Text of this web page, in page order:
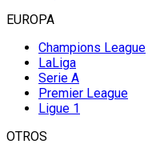
EUROPA
Champions League
LaLiga
Serie A
Premier League
Ligue 1
OTROS